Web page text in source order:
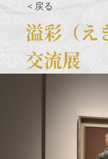
＜戻る
溢彩（え
交流展